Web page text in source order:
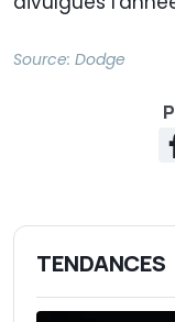
Source: Dodge
TENDANCES